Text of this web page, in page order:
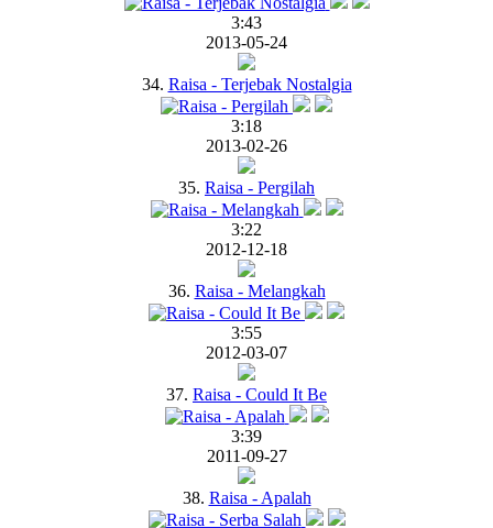
3:43
2013-05-24
34. Raisa - Terjebak Nostalgia
3:18
2013-02-26
35. Raisa - Pergilah
3:22
2012-12-18
36. Raisa - Melangkah
3:55
2012-03-07
37. Raisa - Could It Be
3:39
2011-09-27
38. Raisa - Apalah